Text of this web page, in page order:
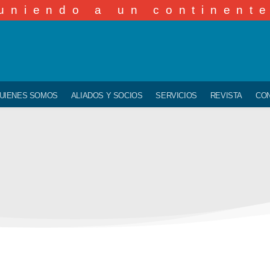
a un continente
SOMOS ALIADOS Y SOCIOS SERVICIOS REVISTA